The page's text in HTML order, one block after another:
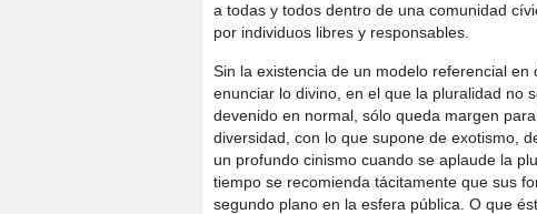
a todas y todos dentro de una comunidad
por individuos libres y responsables.
Sin la existencia de un modelo referencial
enunciar lo divino, en el que la pluralidad no
devenido en normal, sólo queda margen
diversidad, con lo que supone de exotismo,
un profundo cinismo cuando se aplaude la
tiempo se recomienda tácitamente que sus
segundo plano en la esfera pública. O que